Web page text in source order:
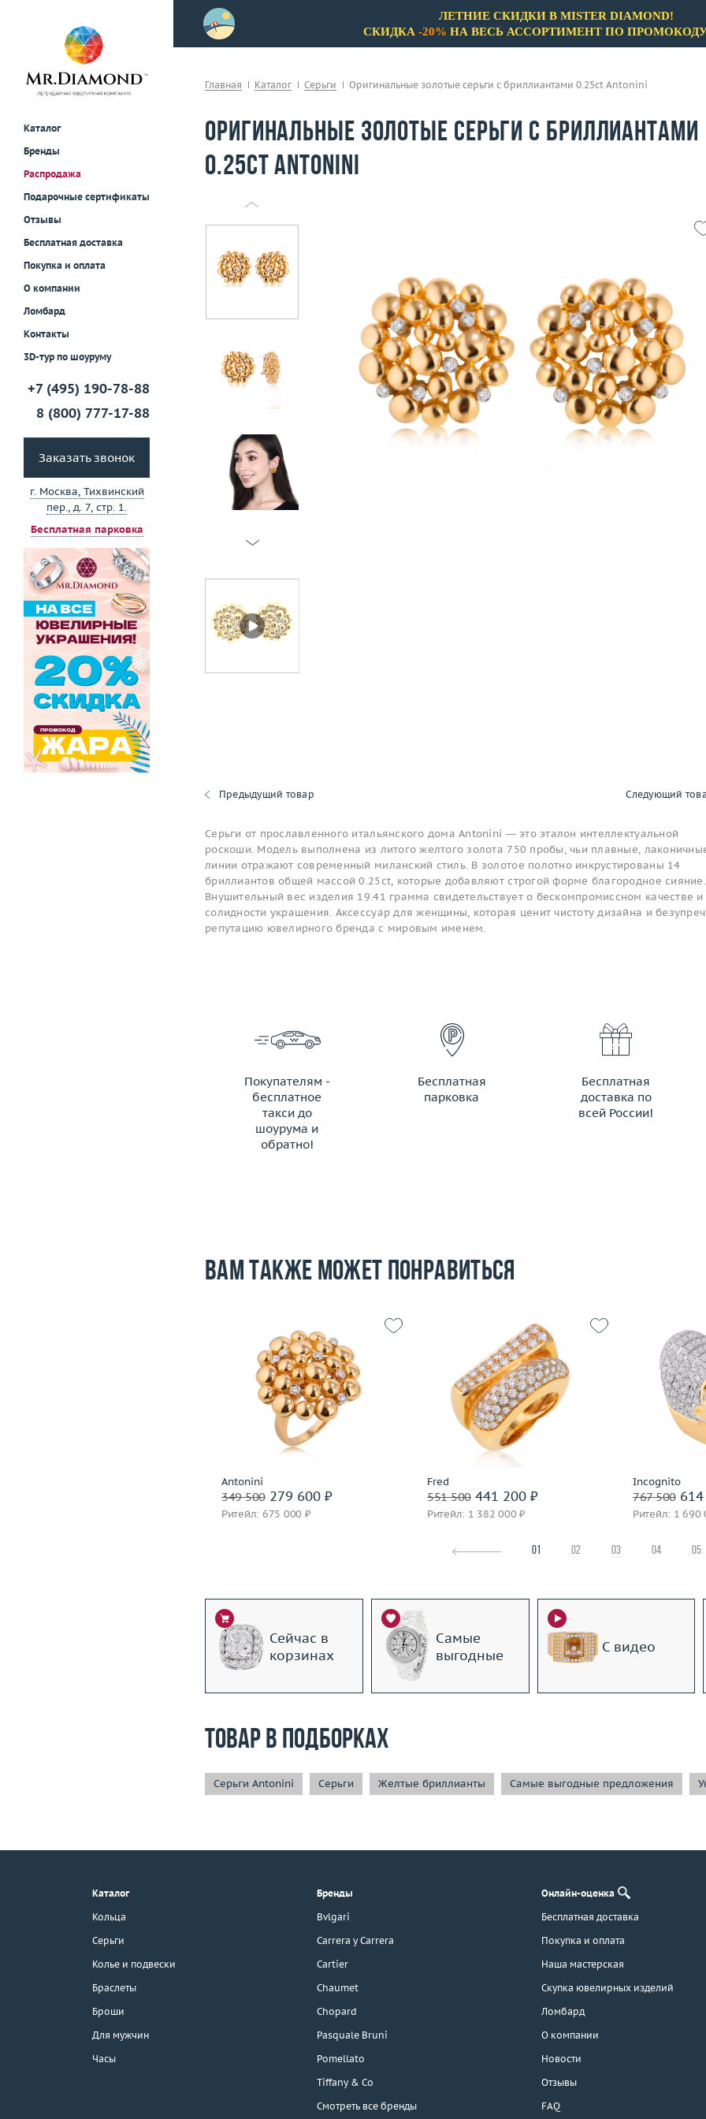
Каталог
Бренды
Распродажа
Подарочные сертификаты
Отзывы
Бесплатная доставка
Покупка и оплата
О компании
Ломбард
Контакты
3D-тур по шоуруму
+7 (495) 190-78-88
8 (800) 777-17-88
Заказать звонок
г. Москва, Тихвинский
пер., д. 7, стр. 1.
Бесплатная парковка
г. Москва, Тихвинский пер., д. 7,
3D-тур по шоуруму
примерки!
ЛЕТНИЕ СКИДКИ В MISTER DIAMOND!
СКИДКА -20% НА ВЕСЬ АССОРТИМЕНТ ПО
Главная Каталог Серьги Оригинальные золотые серьги с бриллиантами 0.25ct Antonini
Оригинальные золотые серьги с бриллиантами
0.25ct Antonini
Предыдущий товар Следующий
Серьги от прославленного итальянского дома Antonini — это эталон интеллектуальной
роскоши. Модель выполнена из литого желтого золота 750 пробы, чьи плавные,
линии отражают современный миланский стиль. В золотое полотно инкрустированы 14
бриллиантов общей массой 0.25ct, которые добавляют строгой форме благородное сияние.
Внушительный вес изделия 19.41 грамма свидетельствует о бескомпромиссном качестве и
солидности украшения. Аксессуар для женщины, которая ценит чистоту дизайна и
репутацию ювелирного бренда с мировым именем.
Покупателям -
бесплатное
такси до
шоурума и
обратно!
ЗАКАЗАТЬ ТАКСИ
Бесплатная
парковка
Бесплатная
доставка по
всей России!
Вам также может понравиться
Antonini
349 500279 600 ₽
Ритейл: 675 000 ₽
Размер
18.75
Материал
золото 750 пробы
Подробнее
Fred
551 500441 200 ₽
Ритейл: 1 382 000 ₽
Размер
Вес (г)
14.88
Материал
золото 750 пробы
Подробнее
Incognito
767 500614
Ритейл: 1 690
Размер
Вес (г)
Материал
01 02 03 04 05
Сейчас в
корзинах
Самые
выгодные
С видео
Товар в подборках
Серьги Antonini Серьги Желтые бриллианты Самые выгодные предложения
Каталог
Кольца
Серьги
Колье и подвески
Браслеты
Броши
Для мужчин
Часы
Бренды
Bvlgari
Carrera y Carrera
Cartier
Chaumet
Chopard
Pasquale Bruni
Pomellato
Tiffany & Co
Смотреть все бренды
Онлайн-оценка
Бесплатная доставка
Покупка и оплата
Наша мастерская
Скупка ювелирных изделий
Ломбард
О компании
Новости
Отзывы
FAQ